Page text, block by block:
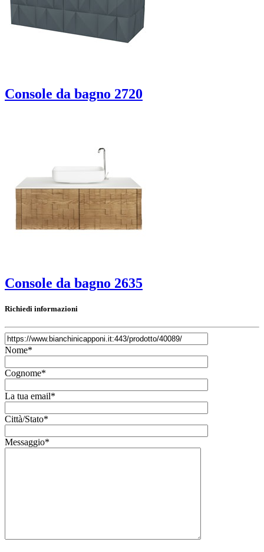
Console da bagno 2720
Console da bagno 2635
Richiedi informazioni
Nome*
Cognome*
La tua email*
Città/Stato*
Messaggio*